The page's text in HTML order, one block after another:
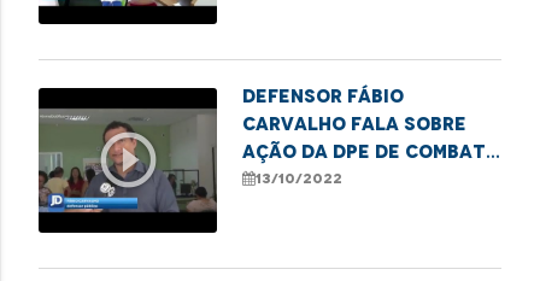
play_circle_outline
Defensor Fábio
Carvalho fala sobre
ação da DPE de combate
ao sub-registro civil
13/10/2022